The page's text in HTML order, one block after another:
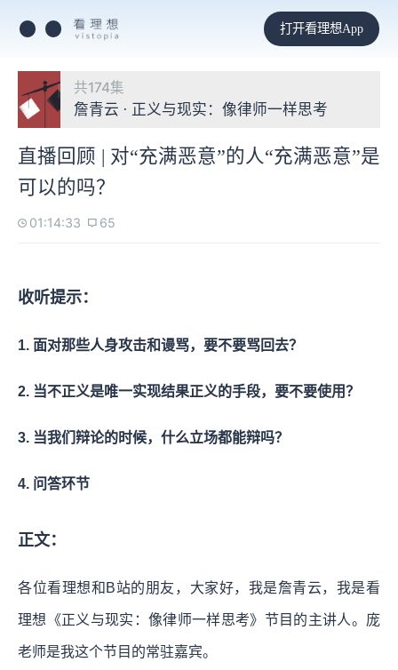
打开看理想App
共174集
詹青云 · 正义与现实：像律师一样思考
直播回顾 | 对“充满恶意”的人“充满恶意”是
可以的吗？
01:14:33 65
收听提示：
1. 面对那些人身攻击和谩骂，要不要骂回去？
2. 当不正义是唯一实现结果正义的手段，要不要使用？
3. 当我们辩论的时候，什么立场都能辩吗？
4. 问答环节
正文：
各位看理想和B站的朋友，大家好，我是詹青云，我是看
理想《正义与现实：像律师一样思考》节目的主讲人。庞
老师是我这个节目的常驻嘉宾。